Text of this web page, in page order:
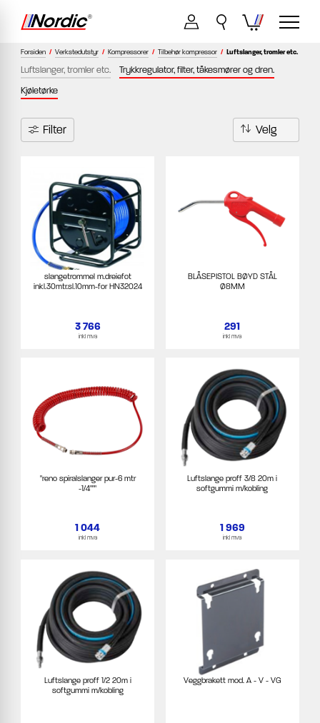
Forsiden / Verkstedutstyr / Kompressorer / Tilbehør kompressor / Luftslanger, tromler etc.
Luftslanger, tromler etc.
Trykkregulator, filter, tåkesmører og dren.
Kjøletørke
Filter
slangetrommel m.dreiefot
inkl.30mtr.sl.10mm-for HN32024
3 766
inkl mva
BLÅSEPISTOL BØYD STÅL
Ø8MM
291
inkl mva
"reno spiralslanger pur-6 mtr
-1/4"""
1 044
inkl mva
Luftslange proff 3/8 20m i
softgummi m/kobling
1 969
inkl mva
Luftslange proff 1/2 20m i
softgummi m/kobling
Veggbrakett mod. A - V - VG